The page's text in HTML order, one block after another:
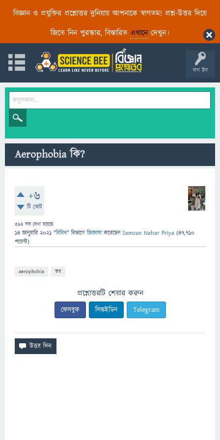
বিজ্ঞান ও প্রযুক্তির প্রশ্নোত্তর দুনিয়ায় আপনাকে স্বাগতম! প্রশ্ন-উত্তর দিয়ে
জিতে নিন পুরস্কার, বিস্তারিত এখানেদেখুন।
লগ ইন
Aerophobia কি?
+6
টি ভোট
394 বার দেখা হয়েছে
14 জানুয়ারি 2021 "বিবিধ" বিভাগে জিজ্ঞাসাকরেছেনSamsun Nahar Priya (47,710
পয়েন্ট)
aerophobia ভয়
প্রশ্নোত্তরটি শেয়ার করুন
ফেসবুক লিঙ্কইডিন Telegram